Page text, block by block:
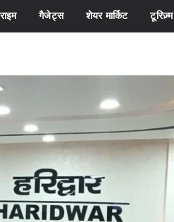
गैजेट्स शेयर मार्किट टूरिज़्म